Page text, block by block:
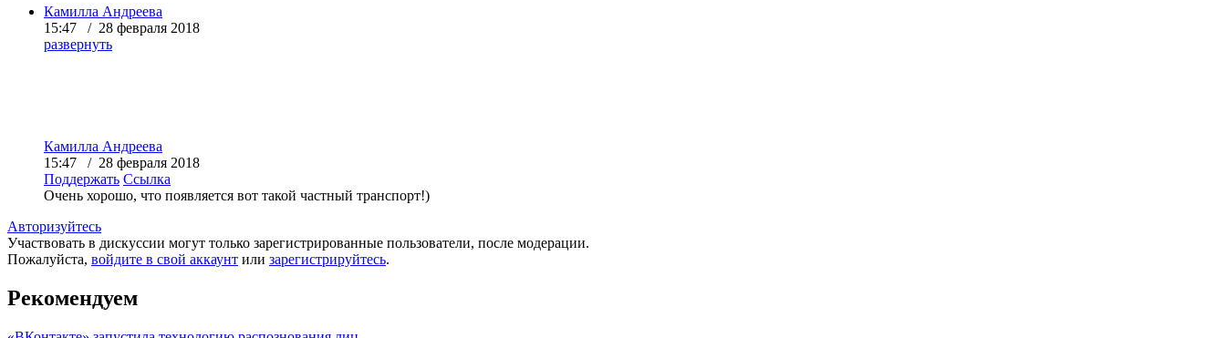
Камилла Андреева
15:47 / 28 февраля 2018
развернуть
Камилла Андреева
15:47 / 28 февраля 2018
Поддержать Ссылка
Очень хорошо, что появляется вот такой частный транспорт!)
Авторизуйтесь
Участвовать в дискуссии могут только зарегистрированные пользователи, после модерации.
Пожалуйста, войдите в свой аккаунт или зарегистрируйтесь.
Рекомендуем